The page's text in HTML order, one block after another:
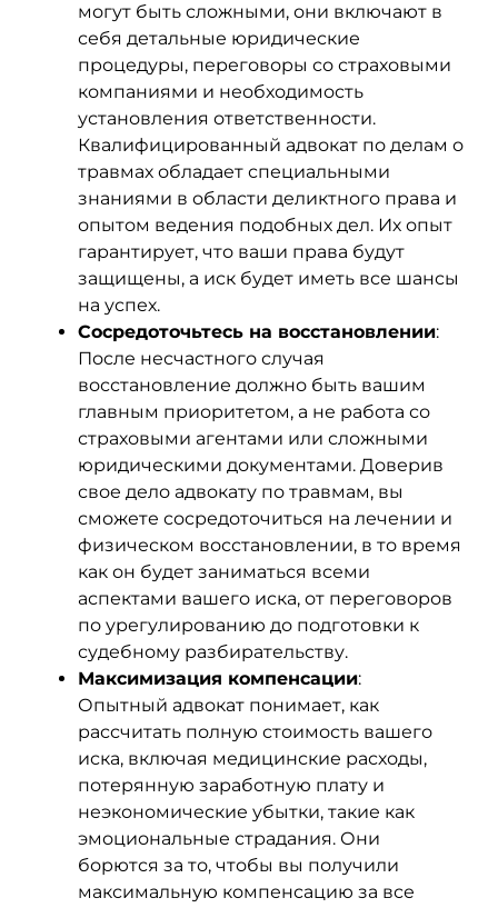
могут быть сложными, они включают в
себя детальные юридические
процедуры, переговоры со страховыми
компаниями и необходимость
установления ответственности.
Квалифицированный адвокат по делам о
травмах обладает специальными
знаниями в области деликтного права и
опытом ведения подобных дел. Их опыт
гарантирует, что ваши права будут
защищены, а иск будет иметь все шансы
на успех.
Сосредоточьтесь на восстановлении:
После несчастного случая
восстановление должно быть вашим
главным приоритетом, а не работа со
страховыми агентами или сложными
юридическими документами. Доверив
свое дело адвокату по травмам, вы
сможете сосредоточиться на лечении и
физическом восстановлении, в то время
как он будет заниматься всеми
аспектами вашего иска, от переговоров
по урегулированию до подготовки к
судебному разбирательству.
Максимизация компенсации:
Опытный адвокат понимает, как
рассчитать полную стоимость вашего
иска, включая медицинские расходы,
потерянную заработную плату и
неэкономические убытки, такие как
эмоциональные страдания. Они
борются за то, чтобы вы получили
максимальную компенсацию за все